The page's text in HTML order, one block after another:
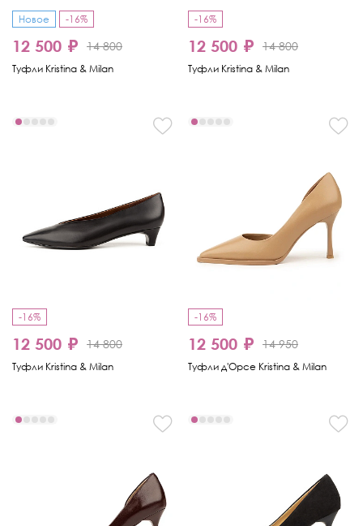
Новое -16%
12 500 ₽ 14 800
Туфли Kristina & Milan
-16%
12 500 ₽ 14 800
Туфли Kristina & Milan
-16%
12 500 ₽ 14 800
Туфли Kristina & Milan
-16%
12 500 ₽ 14 950
Туфли д'Орсе Kristina & Milan